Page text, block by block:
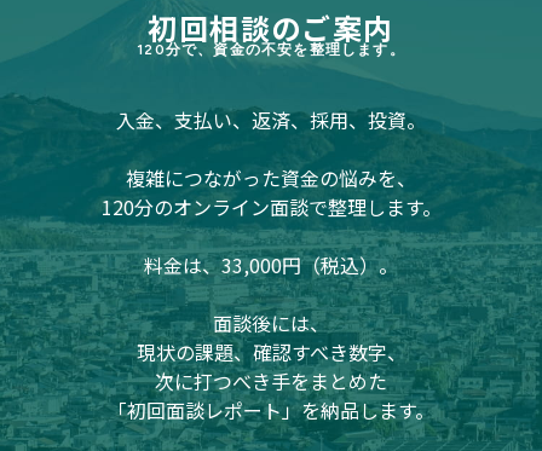
初回相談のご案内
120分で、資金の不安を整理します。
入金、支払い、返済、採用、投資。
複雑につながった資金の悩みを、
120分のオンライン面談で整理します。
料金は、33,000円（税込）。
面談後には、
現状の課題、確認すべき数字、
次に打つべき手をまとめた
「初回面談レポート」を納品します。